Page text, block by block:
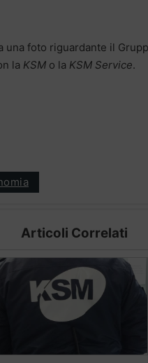
una foto riguardante il
la KSM o la KSM Service.
Articoli Correlati